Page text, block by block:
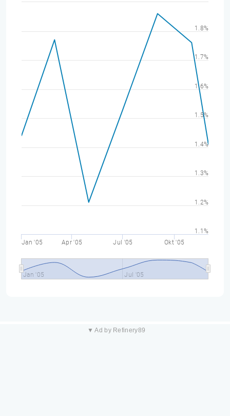
Jan '05 Apr '05 Jul '05 Okt '05
Jan '05 Jul '05
1.1%
1.2%
1.3%
1.4%
1.5%
1.6%
1.7%
1.8%
▼ Ad by Refinery89